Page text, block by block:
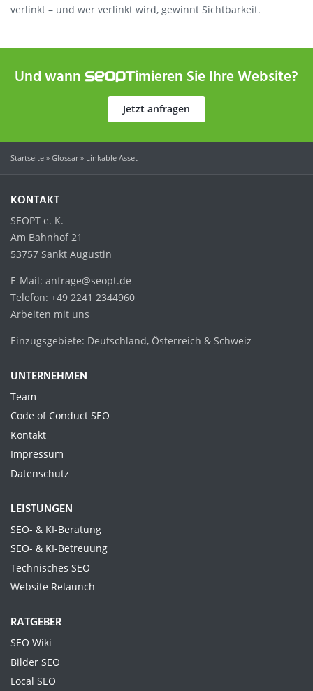
verlinkt – und wer verlinkt wird, gewinnt Sichtbarkeit.
Und wann SEOPTimieren Sie Ihre Website?
Jetzt anfragen
Startseite » Glossar» Linkable Asset
KONTAKT
SEOPT e. K.
Am Bahnhof 21
53757 Sankt Augustin
E-Mail: anfrage@seopt.de
Telefon: +49 2241 2344960
Arbeiten mit uns
Einzugsgebiete: Deutschland, Österreich & Schweiz
UNTERNEHMEN
Team
Code of Conduct SEO
Kontakt
Impressum
Datenschutz
LEISTUNGEN
SEO- & KI-Beratung
SEO- & KI-Betreuung
Technisches SEO
Website Relaunch
RATGEBER
SEO Wiki
Bilder SEO
Local SEO